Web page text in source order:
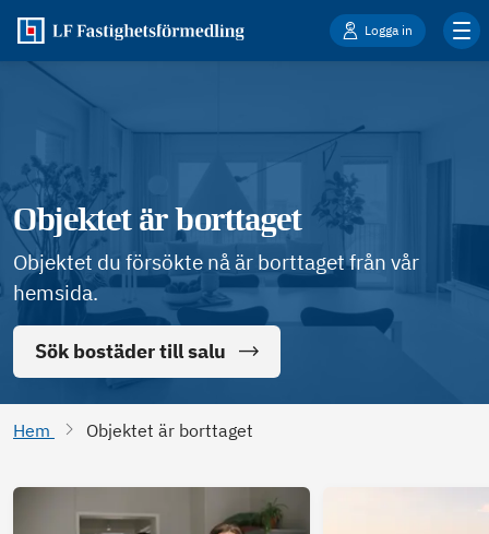
Logga in
Objektet är borttaget
Objektet du försökte nå är borttaget från vår
hemsida.
Sök bostäder till salu
Hem Objektet är borttaget